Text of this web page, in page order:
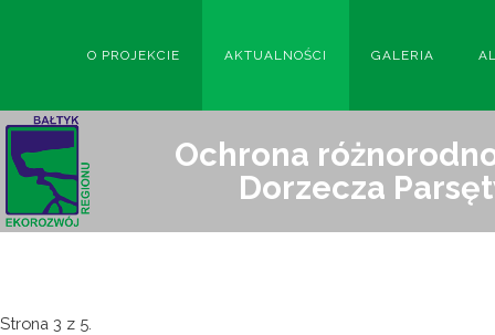
O PROJEKCIE AKTUALNOŚCI GALERIA
Ochrona
Dorzecza
Strona 3 z 5.